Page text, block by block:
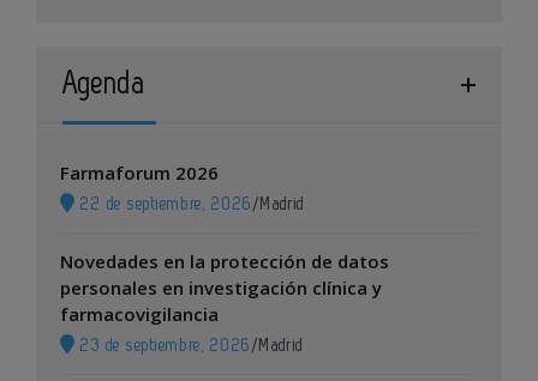
Agenda
Farmaforum 2026
22 de septiembre, 2026 / Madrid
Novedades en la protección de datos
personales en investigación clínica y
farmacovigilancia
23 de septiembre, 2026 / Madrid